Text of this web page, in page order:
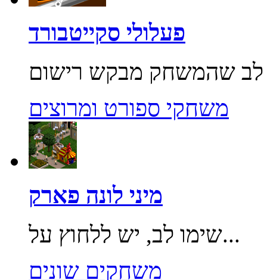
פעלולי סקייטבורד
משחקי ספורט ומרוצים
מיני לונה פארק
שימו לב, יש ללחוץ על...
משחקים שונים